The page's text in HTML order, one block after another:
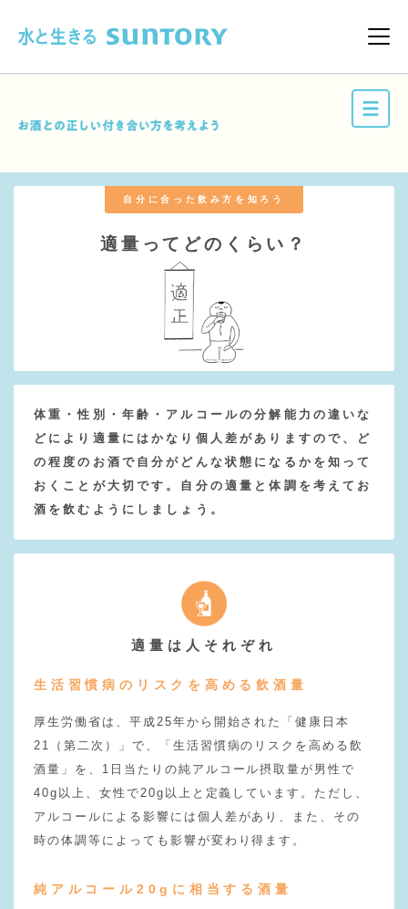
メ
自分に合った飲み方を知ろう
適量ってどのくらい？
体重・性別・年齢・アルコールの分解能力の違いな
どにより適量にはかなり個人差がありますので、ど
の程度のお酒で自分がどんな状態になるかを知って
おくことが大切です。自分の適量と体調を考えてお
酒を飲むようにしましょう。
適量は人それぞれ
生活習慣病のリスクを高める飲酒量
厚生労働省は、平成25年から開始された「健康日本
21（第二次）」で、「生活習慣病のリスクを高める飲
酒量」を、1日当たりの純アルコール摂取量が男性で
40g以上、女性で20g以上と定義しています。ただし、
アルコールによる影響には個人差があり、また、その
時の体調等によっても影響が変わり得ます。
純アルコール20gに相当する酒量